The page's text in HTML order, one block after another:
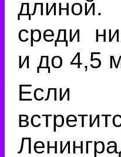
среди
и до 4,5
Если